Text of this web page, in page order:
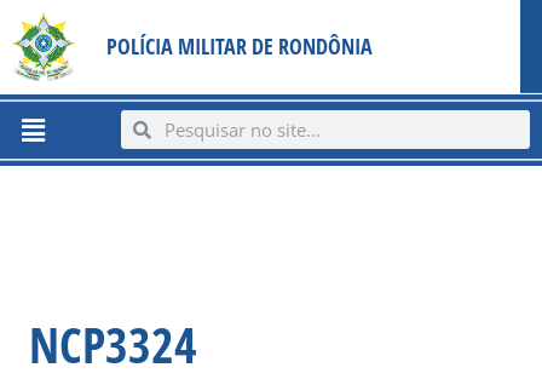
content
para
conteúdo
POLÍCIA MILITAR DE RONDÔNIA
Menu SearchSearch
NCP3324